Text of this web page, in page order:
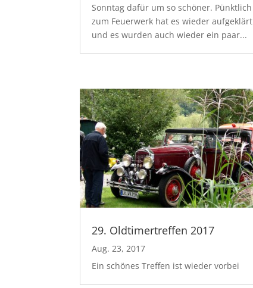
Sonntag dafür um so schöner. Pünktlich
zum Feuerwerk hat es wieder aufgeklärt
und es wurden auch wieder ein paar...
29. Oldtimertreffen 2017
Aug. 23, 2017
Ein schönes Treffen ist wieder vorbei